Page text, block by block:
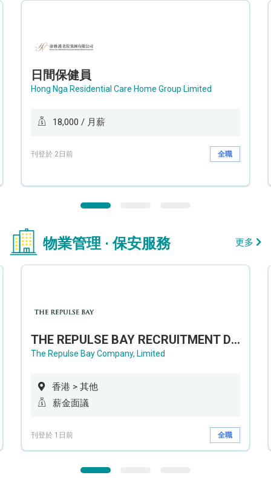
日間保健員
Hong Nga Residential Care Home Group Limited
18,000 / 月薪
刊登於 2日前 全職
物業管理 · 保安服務 更多
THE REPULSE BAY RECRUITMENT DAY 淺水灣影灣園人才招聘會
The Repulse Bay Company, Limited
香港 > 其他
薪金面議
刊登於 1日前 全職